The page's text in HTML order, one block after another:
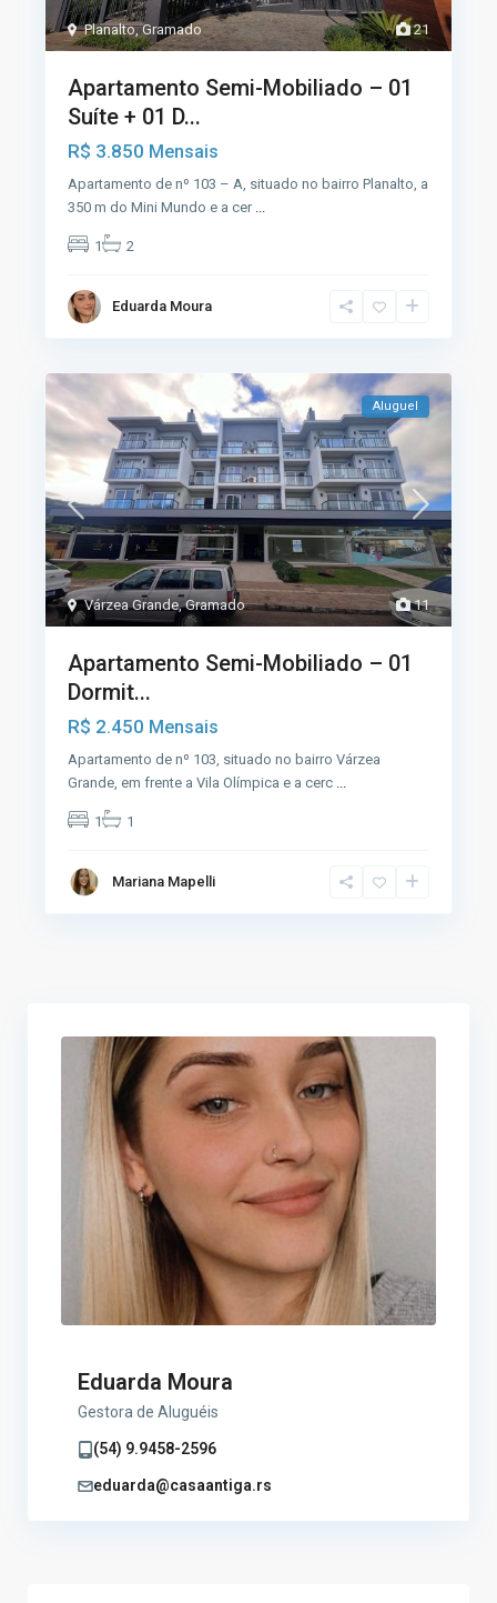
21
Planalto,Gramado
Apartamento Semi-Mobiliado – 01
Suíte + 01 D...
R$ 3.850 Mensais
Apartamento de nº 103 – A, situado no bairro Planalto, a
350 m do Mini Mundo e a cer
1 2
Eduarda Moura
11
Várzea Grande,Gramado
Aluguel
Apartamento Semi-Mobiliado – 01
Dormit...
R$ 2.450 Mensais
Apartamento de nº 103, situado no bairro Várzea
Grande, em frente a Vila Olímpica e a cerc ...
1 1
Mariana Mapelli
Eduarda Moura
Gestora de Aluguéis
(54) 9.9458-2596
eduarda@casaantiga.rs